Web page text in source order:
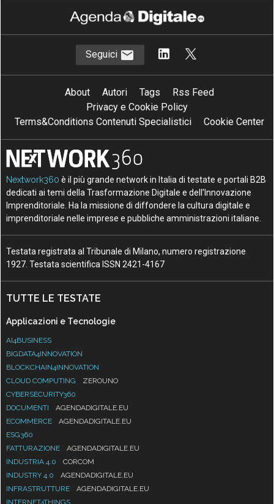
Seguici
About Autori Tags
Rss Feed
Privacy e Cookie Policy
Terms&Conditions Contenuti Specialistici
Cookie Center
Nextwork360 è il più grande network in Italia di testate e portali B2B
dedicati ai temi della Trasformazione Digitale e dell’Innovazione
Imprenditoriale. Ha la missione di diffondere la cultura digitale e
imprenditoriale nelle imprese e pubbliche amministrazioni italiane.
Testata registrata al Tribunale di Milano, numero registrazione
1927. Testata scientifica ISSN 2421-4167
TUTTE LE TESTATE
Applicazioni e Tecnologie
AI4BUSINESS
BIGDATA4INNOVATION
BLOCKCHAIN4INNOVATION
CLOUD COMPUTING
ZEROUNO
CYBERSECURITY360
DOCUMENTI
AGENDADIGITALE.EU
ECOMMERCE
AGENDADIGITALE.EU
ESG360
FATTURAZIONE
AGENDADIGITALE.EU
INDUSTRIA 4.0
CORCOM
INDUSTRY 4.0
AGENDADIGITALE.EU
INFRASTRUTTURE
AGENDADIGITALE.EU
INTERNET4THINGS